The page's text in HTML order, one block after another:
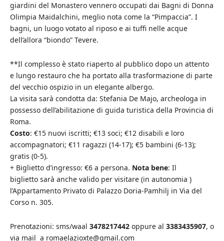
giardini del Monastero vennero occupati dai Bagni di Donna
Olimpia Maidalchini, meglio nota come la “Pimpaccia”. I
bagni, un luogo votato al riposo e ai tuffi nelle acque
dell’allora “biondo” Tevere.
**Il complesso è stato riaperto al pubblico dopo un attento
e lungo restauro che ha portato alla trasformazione di parte
del vecchio ospizio in un elegante albergo.
La visita sarà condotta da: Stefania De Majo, archeologa in
possesso dell’abilitazione di guida turistica della Provincia di
Roma.
Costo: €15 nuovi iscritti; €13 soci; €12 disabili e loro
accompagnatori; €11 ragazzi (14-17); €5 bambini (6-13);
gratis (0-5).
+ Biglietto d’ingresso: €6 a persona. Nota bene: Il
biglietto sarà anche valido per visitare (in autonomia )
l’Appartamento Privato di Palazzo Doria-Pamhilj in Via del
Corso n. 305.
Prenotazioni: sms/waal 3478217442 oppure al 3383435907, o
via mail a romaelazioxte@gmail.com